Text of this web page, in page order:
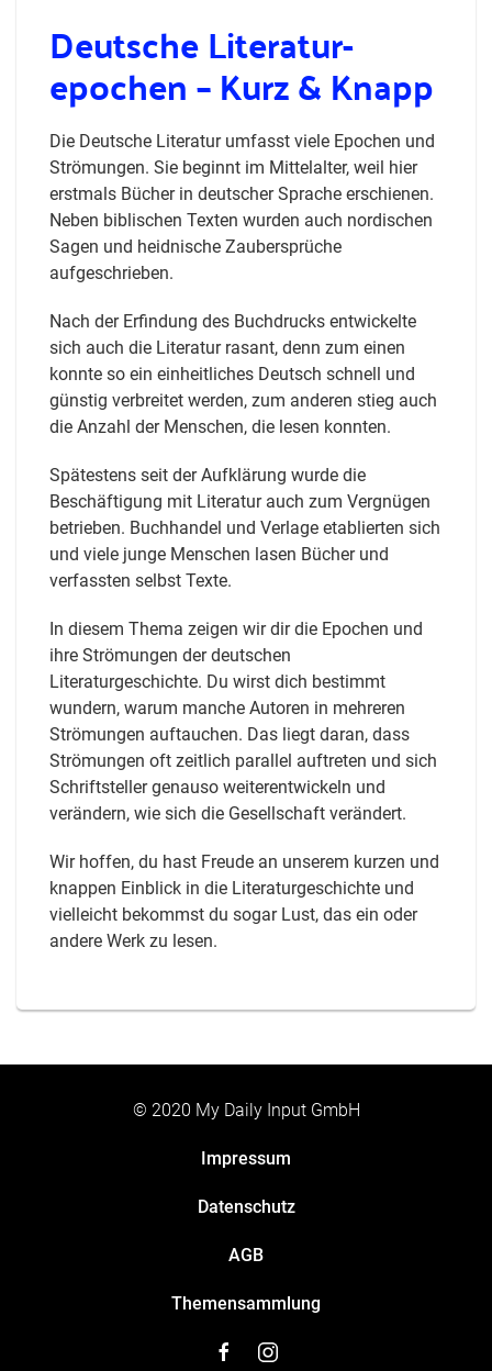
Deutsche Literatur­
epochen – Kurz & Knapp
Die Deutsche Literatur umfasst viele Epochen und
Strömungen. Sie beginnt im Mittelalter, weil hier
erstmals Bücher in deutscher Sprache erschienen.
Neben biblischen Texten wurden auch nordischen
Sagen und heidnische Zaubersprüche
aufgeschrieben.
Nach der Erfindung des Buchdrucks entwickelte
sich auch die Literatur rasant, denn zum einen
konnte so ein einheitliches Deutsch schnell und
günstig verbreitet werden, zum anderen stieg auch
die Anzahl der Menschen, die lesen konnten.
Spätestens seit der Aufklärung wurde die
Beschäftigung mit Literatur auch zum Vergnügen
betrieben. Buchhandel und Verlage etablierten sich
und viele junge Menschen lasen Bücher und
verfassten selbst Texte.
In diesem Thema zeigen wir dir die Epochen und
ihre Strömungen der deutschen
Literaturgeschichte. Du wirst dich bestimmt
wundern, warum manche Autoren in mehreren
Strömungen auftauchen. Das liegt daran, dass
Strömungen oft zeitlich parallel auftreten und sich
Schriftsteller genauso weiterentwickeln und
verändern, wie sich die Gesellschaft verändert.
Wir hoffen, du hast Freude an unserem kurzen und
knappen Einblick in die Literaturgeschichte und
vielleicht bekommst du sogar Lust, das ein oder
andere Werk zu lesen.
© 2020 My Daily Input GmbH
Impressum
Datenschutz
AGB
Themensammlung